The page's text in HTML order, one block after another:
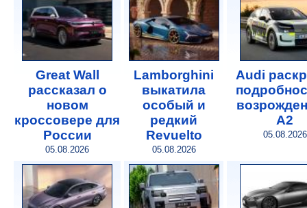
Great Wall
рассказал о
новом
кроссовере для
России
05.08.2026
Lamborghini
выкатила
особый и
редкий
Revuelto
05.08.2026
Audi
A2
05.08.2026